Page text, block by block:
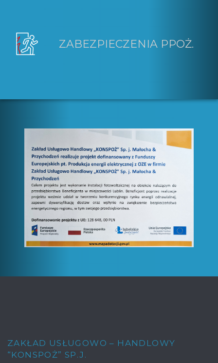
ZABEZPIECZENIA PPOŻ.
ZAKŁAD USŁUGOWO – HANDLOWY
“KONSPOŻ” SP.J.